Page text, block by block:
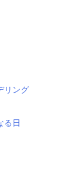
リング
る日